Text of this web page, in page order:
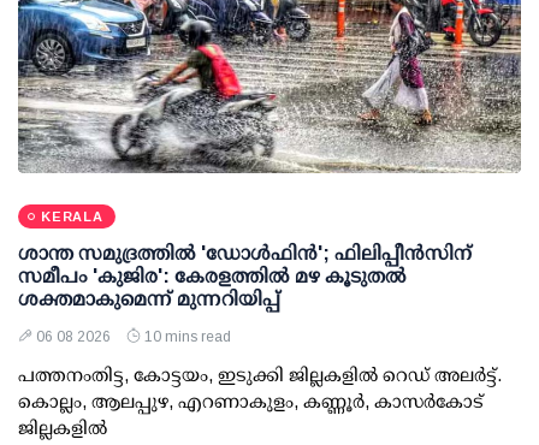
KERALA
ശാന്ത സമുദ്രത്തില്‍ 'ഡോള്‍ഫിന്‍'; ഫിലിപ്പീന്‍സിന്
സമീപം 'കുജിര': കേരളത്തില്‍ മഴ കൂടുതല്‍
ശക്തമാകുമെന്ന് മുന്നറിയിപ്പ്
06 08 2026 10 mins read
പത്തനംതിട്ട, കോട്ടയം, ഇടുക്കി ജില്ലകളില്‍ റെഡ് അലര്‍ട്ട്.
കൊല്ലം, ആലപ്പുഴ, എറണാകുളം, കണ്ണൂര്‍, കാസര്‍കോട്
ജില്ലകളില്‍